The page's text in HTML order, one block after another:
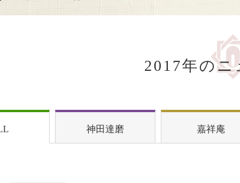
2017年のニ
神田達磨 嘉祥庵